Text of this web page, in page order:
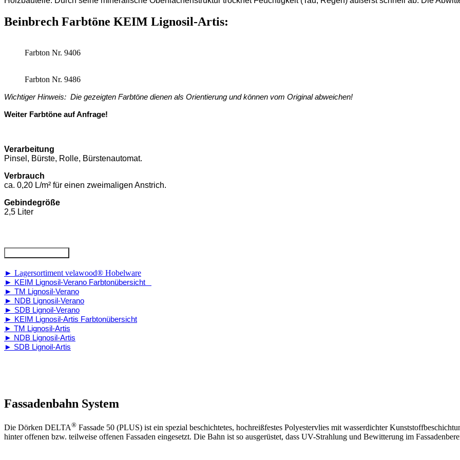
Beinbrech Farbtöne KEIM Lignosil-Artis:
Farbton Nr. 9406
Farbton Nr. 9486
Wichtiger Hinweis: Die gezeigten Farbtöne dienen als Orientierung und können vom Original abweichen!
Weiter Farbtöne auf Anfrage!
Verarbeitung
Pinsel, Bürste, Rolle, Bürstenautomat.
Verbrauch
ca. 0,20 L/m² für einen zweimaligen Anstrich.
Gebindegröße
2,5 Liter
► Lagersortiment velawood® Hobelware
► KEIM Lignosil-Verano Farbtonübersicht
► TM Lignosil-Verano
► NDB Lignosil-Verano
► SDB Lignoil-Verano
► KEIM Lignosil-Artis Farbtonübersicht
► TM Lignosil-Artis
► NDB Lignosil-Artis
► SDB Lignoil-Artis
Fassadenbahn System
Die Dörken DELTA® Fassade 50 (PLUS) ist ein spezial beschichtetes, hochreißfestes Polyestervlies mit wasserdichter
hinter offenen bzw. teilweise offenen Fassaden eingesetzt. Die Bahn ist so ausgerüstet, dass UV-Strahlung und Bewitterung im